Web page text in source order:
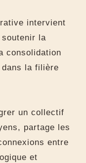
intervient
soutenir la
consolidation
la filière
un collectif
partage les
entre
et